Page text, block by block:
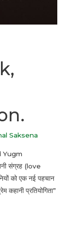
Saksena
Yugm
संग्रह (love
को एक नई पहचान
प्रतियोगिता”